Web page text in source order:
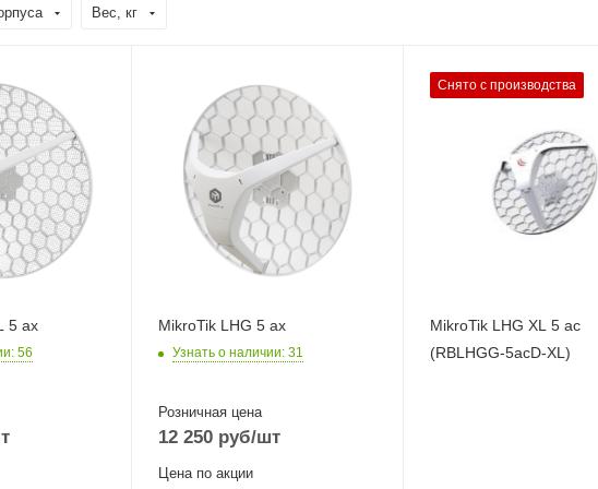
Вес, кг
5 ax
: 56
оптические
интерфейсы
1xGigabit Ethernet
Wi-Fi интерфейсы
5 ГГц
802.11a/n/ac/ax
MikroTik LHG 5 ax
Узнать о наличии: 31
Розничная цена
12 250 руб/шт
Цена по акции
Снято с производства
Проводные,
оптические
1xGigabit Ethernet
Wi-Fi интерфейсы
5 ГГц 802.11a/n/ac
MikroTik LHG XL 5 ac
(RBLHGG-5acD-XL)